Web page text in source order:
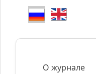
О журнале